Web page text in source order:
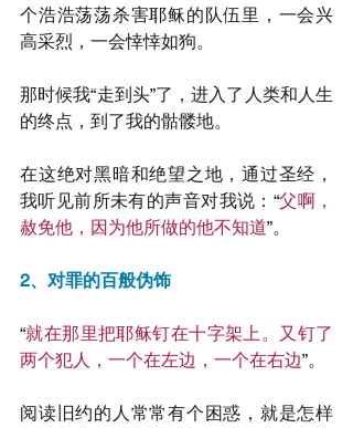
个浩浩荡荡杀害耶稣的队伍里，一会兴
高采烈，一会悻悻如狗。
那时候我“走到头”了，进入了人类和人生
的终点，到了我的骷髅地。
在这绝对黑暗和绝望之地，通过圣经，
我听见前所未有的声音对我说：“父啊，
赦免他，因为他所做的他不知道”。
2、对罪的百般伪饰
“就在那里把耶稣钉在十字架上。又钉了
两个犯人，一个在左边，一个在右边”。
阅读旧约的人常常有个困惑，就是怎样